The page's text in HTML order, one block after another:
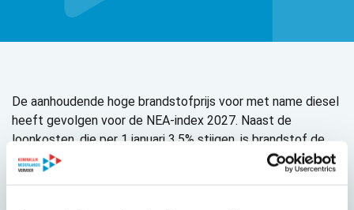
De aanhoudende hoge brandstofprijs voor met name diesel
heeft gevolgen voor de NEA-index 2027. Naast de
loonkosten, die per 1 januari 3,5% stijgen, is brandstof de
grootste kostenpost voor vervoerders. De hoge
brandstofprijzen kunnen in combinatie met de stijging van